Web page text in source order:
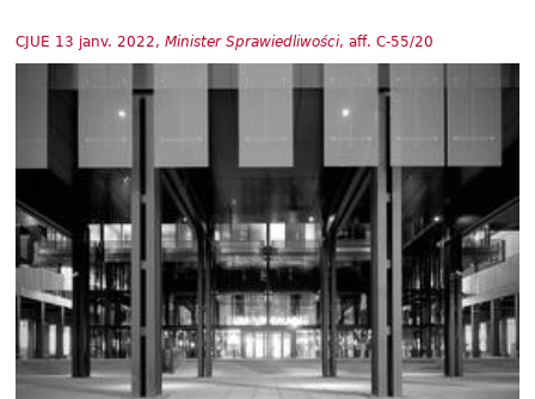
CJUE 13 janv. 2022, Minister Sprawiedliwości, aff. C-55/20